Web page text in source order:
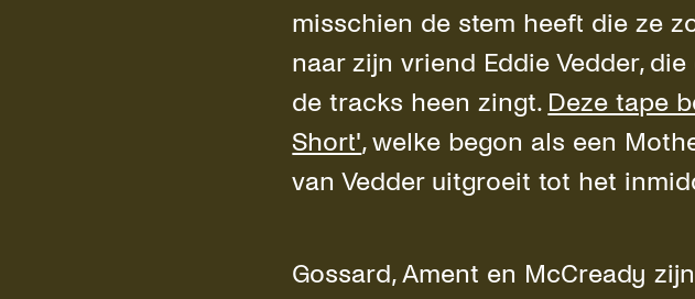
misschien de stem heeft die ze
naar zijn vriend Eddie Vedder,
de tracks heen zingt. Deze tape
Short', welke begon als een
van Vedder uitgroeit tot het
Gossard, Ament en McCready